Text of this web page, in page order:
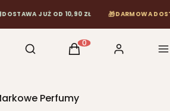
OD 10,90 ZŁ 🎁DARMOWA DOSTAWA OD
Otwórz wyszukiwarkę
Szukaj Produkty w koszyku:
Koszyk Zaloguj się
Perfumy